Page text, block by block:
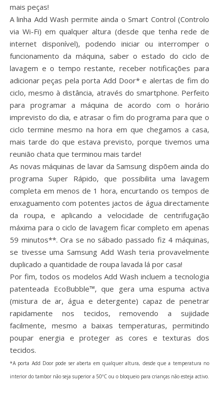
mais peças!
A linha Add Wash permite ainda o Smart Control (Controlo
via Wi-Fi) em qualquer altura (desde que tenha rede de
internet disponível), podendo iniciar ou interromper o
funcionamento da máquina, saber o estado do ciclo de
lavagem e o tempo restante, receber notificações para
adicionar peças pela porta Add Door* e alertas de fim do
ciclo, mesmo à distância, através do smartphone. Perfeito
para programar a máquina de acordo com o horário
imprevisto do dia, e atrasar o fim do programa para que o
ciclo termine mesmo na hora em que chegamos a casa,
mais tarde do que estava previsto, porque tivemos uma
reunião chata que terminou mais tarde!
As novas máquinas de lavar da Samsung dispõem ainda do
programa Super Rápido, que possibilita uma lavagem
completa em menos de 1 hora, encurtando os tempos de
enxaguamento com potentes jactos de água directamente
da roupa, e aplicando a velocidade de centrifugação
máxima para o ciclo de lavagem ficar completo em apenas
59 minutos**. Ora se no sábado passado fiz 4 máquinas,
se tivesse uma Samsung Add Wash teria provavelmente
duplicado a quantidade de roupa lavada lá por casa!
Por fim, todos os modelos Add Wash incluem a tecnologia
patenteada EcoBubble™, que gera uma espuma activa
(mistura de ar, água e detergente) capaz de penetrar
rapidamente nos tecidos, removendo a sujidade
facilmente, mesmo a baixas temperaturas, permitindo
poupar energia e proteger as cores e texturas dos
tecidos.
*A porta Add Door pode ser aberta em qualquer altura, desde que a temperatura no
interior do tambor não seja superior a 50ºC ou o bloqueio para crianças não esteja activo.